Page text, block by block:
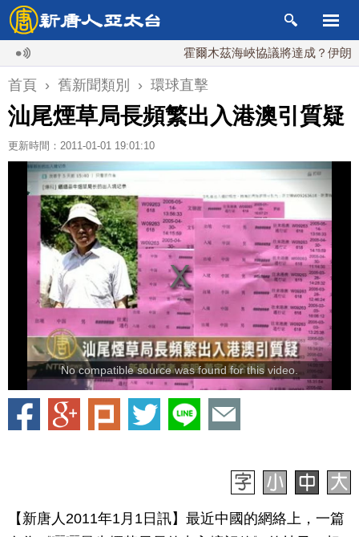
霍爾木茲海峽協議將達成？伊朗傳不
首頁 › 舊新聞類別 › 環球直擊
汕尾煙草局長頻繁出入港澳引質疑
更新時間：2011-01-01 19:01:10
No compatible source was found for this video.
【新唐人2011年1月1日訊】最近中國的網絡上，一篇